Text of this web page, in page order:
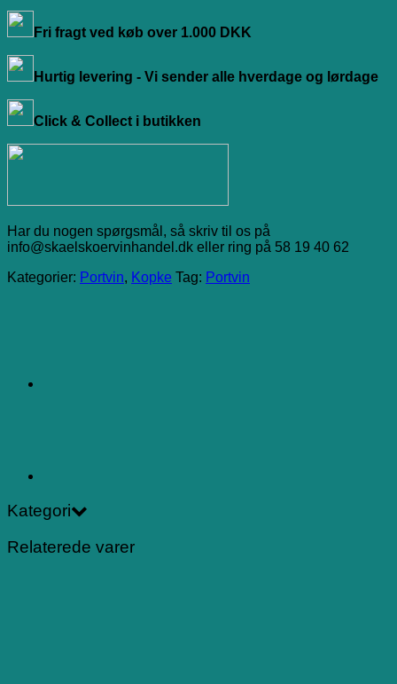
Fri fragt ved køb over 1.000 DKK
Hurtig levering - Vi sender alle hverdage og lørdage
Click & Collect i butikken
Har du nogen spørgsmål, så skriv til os på
info@skaelskoervinhandel.dk eller ring på 58 19 40 62
Kategorier: Portvin, Kopke Tag: Portvin
Kategori
Relaterede varer